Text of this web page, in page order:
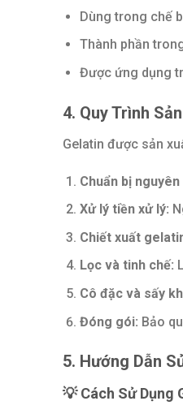
Dùng trong chế
Thành phần
Được ứng dụng
4. Quy Trình
Gelatin được sản
Chuẩn bị nguyên
Xử lý tiền xử lý:
Chiết xuất
Lọc và tinh chế:
Cô đặc và sấy
Đóng gói: Bảo
5. Hướng Dẫn
💡Cách Sử Dụng